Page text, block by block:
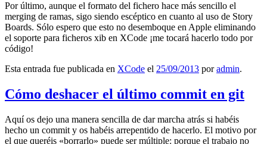
Por último, aunque el formato del fichero hace más sencillo el
merging de ramas, sigo siendo escéptico en cuanto al uso de Story
Boards. Sólo espero que esto no desemboque en Apple eliminando
el soporte para ficheros xib en XCode ¡me tocará hacerlo todo por
código!
Esta entrada fue publicada en XCode el 25/09/2013 poradmin.
Cómo deshacer el último commit en git
Aquí os dejo una manera sencilla de dar marcha atrás si habéis
hecho un commit y os habéis arrepentido de hacerlo. El motivo por
el que queréis «borrarlo» puede ser múltiple: porque el trabajo no